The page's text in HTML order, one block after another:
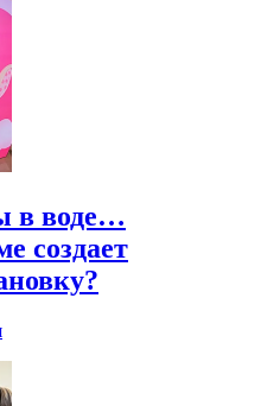
в воде…
создает